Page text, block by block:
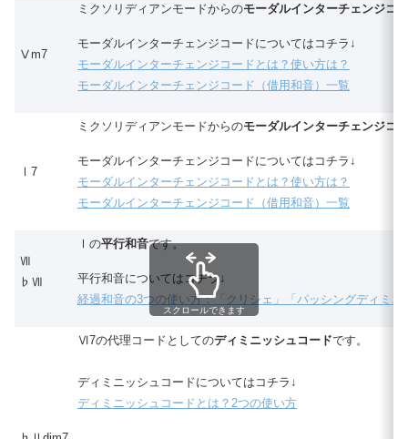
Ⅴm7
ミクソリディアンモードからのモーダルインターチェンジコ
モーダルインターチェンジコードについてはコチラ↓
モーダルインターチェンジコードとは？使い方は？
モーダルインターチェンジコード（借用和音）一覧
Ⅰ7
ミクソリディアンモードからのモーダルインターチェンジコ
モーダルインターチェンジコードについてはコチラ↓
モーダルインターチェンジコードとは？使い方は？
モーダルインターチェンジコード（借用和音）一覧
Ⅶ
♭Ⅶ
Ⅰの平行和音です。
平行和音についてはコチラ↓
経過和音の3つの使い方：「クリシェ」「パッシングディミ
Ⅵ7の代理コードとしてのディミニッシュコードです。
ディミニッシュコードについてはコチラ↓
ディミニッシュコードとは？2つの使い方
スクロールできます